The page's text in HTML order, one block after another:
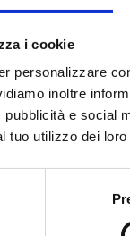
i cookie
personalizzare
inoltre
pubblicità e social
tuo utilizzo dei
05/10/2027
€ 1.009
Malaga, Casablanca,